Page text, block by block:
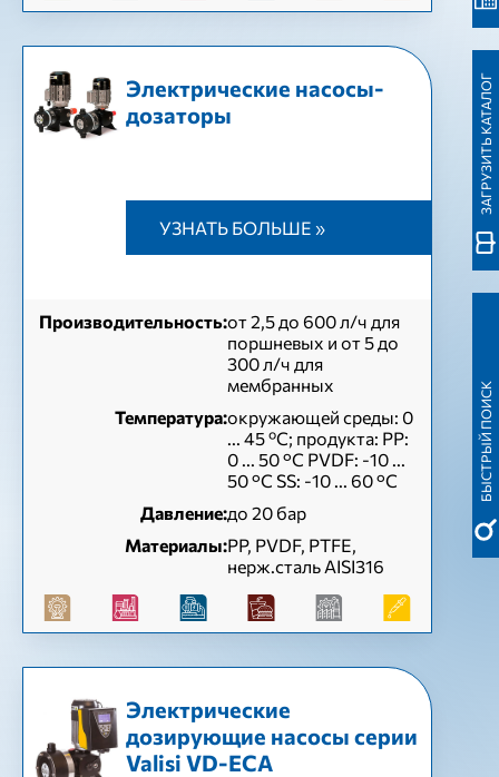
Электрические насосы-
дозаторы
УЗНАТЬ БОЛЬШЕ »
Производительность:от 2,5 до 600 л/ч для
поршневых и от 5 до
300 л/ч для
мембранных
Температура:окружающей среды: 0
... 45 ºC; продукта: PP:
0 ... 50 °C PVDF: -10 ...
50 °C SS: -10 ... 60 °C
Давление:до 20 бар
Материалы:PP, PVDF, PTFE,
нерж.сталь AISI316
Электрические
дозирующие насосы серии
Valisi VD-ЕСА
БЫСТРЫЙ ПОИСК
ЗАГРУЗИТЬ КАТАЛОГ